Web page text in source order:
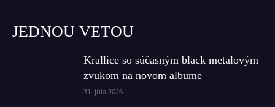
JEDNOU VETOU
Krallice so súčasným black metalovým
zvukom na novom albume
31. júla 2026